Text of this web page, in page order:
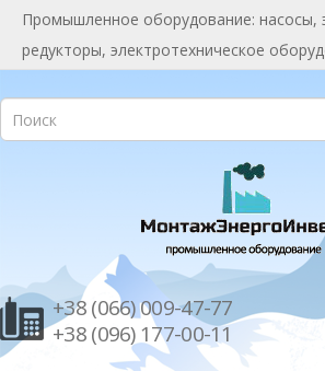
Промышленное оборудование: насосы,
редукторы, электротехническое
+38 (066) 009-47-77
+38 (096) 177-00-11